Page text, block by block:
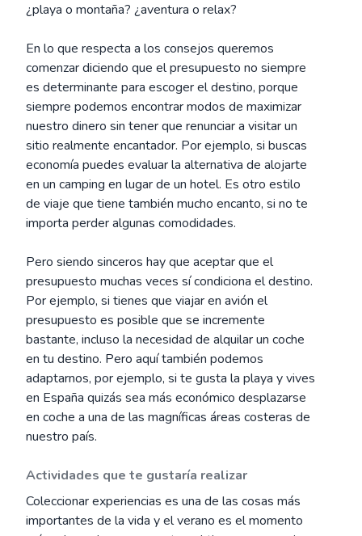
¿playa o montaña? ¿aventura o relax?
En lo que respecta a los consejos queremos
comenzar diciendo que el presupuesto no siempre
es determinante para escoger el destino, porque
siempre podemos encontrar modos de maximizar
nuestro dinero sin tener que renunciar a visitar un
sitio realmente encantador. Por ejemplo, si buscas
economía puedes evaluar la alternativa de alojarte
en un camping en lugar de un hotel. Es otro estilo
de viaje que tiene también mucho encanto, si no te
importa perder algunas comodidades.
Pero siendo sinceros hay que aceptar que el
presupuesto muchas veces sí condiciona el destino.
Por ejemplo, si tienes que viajar en avión el
presupuesto es posible que se incremente
bastante, incluso la necesidad de alquilar un coche
en tu destino. Pero aquí también podemos
adaptarnos, por ejemplo, si te gusta la playa y vives
en España quizás sea más económico desplazarse
en coche a una de las magníficas áreas costeras de
nuestro país.
Actividades que te gustaría realizar
Coleccionar experiencias es una de las cosas más
importantes de la vida y el verano es el momento